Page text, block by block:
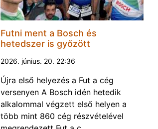
Futni ment a Bosch és
hetedszer is győzött
2026. június. 20. 22:36
Újra első helyezés a Fut a cég
versenyen A Bosch idén hetedik
alkalommal végzett első helyen a
több mint 860 cég részvételével